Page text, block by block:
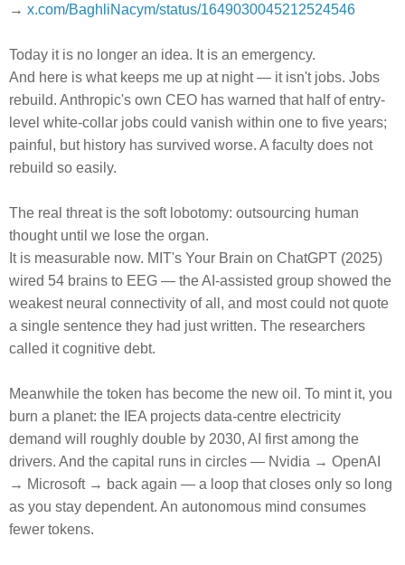
→ x.com/BaghliNacym/status/1649030045212524546
Today it is no longer an idea. It is an emergency.
And here is what keeps me up at night — it isn't jobs. Jobs
rebuild. Anthropic's own CEO has warned that half of entry-
level white-collar jobs could vanish within one to five years;
painful, but history has survived worse. A faculty does not
rebuild so easily.
The real threat is the soft lobotomy: outsourcing human
thought until we lose the organ.
It is measurable now. MIT's Your Brain on ChatGPT (2025)
wired 54 brains to EEG — the AI-assisted group showed the
weakest neural connectivity of all, and most could not quote
a single sentence they had just written. The researchers
called it cognitive debt.
Meanwhile the token has become the new oil. To mint it, you
burn a planet: the IEA projects data-centre electricity
demand will roughly double by 2030, AI first among the
drivers. And the capital runs in circles — Nvidia → OpenAI
→ Microsoft → back again — a loop that closes only so long
as you stay dependent. An autonomous mind consumes
fewer tokens.